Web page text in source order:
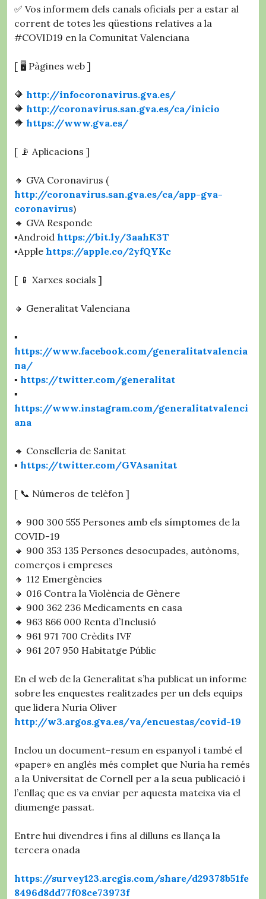
✅ Vos informem dels canals oficials per a estar al
corrent de totes les qüestions relatives a la
#COVID19 en la Comunitat Valenciana
[ 🖥️ Pàgines web ]
🔶 http://infocoronavirus.gva.es/
🔶 http://coronavirus.san.gva.es/ca/inicio
🔶 https://www.gva.es/
[ 📡 Aplicacions ]
🔸 GVA Coronavirus (
http://coronavirus.san.gva.es/ca/app-gva-
coronavirus)
🔸 GVA Responde
▪️Android https://bit.ly/3aahK3T
▪️Apple https://apple.co/2yfQYKc
[ 📱 Xarxes socials ]
🔸 Generalitat Valenciana
▪️
https://www.facebook.com/generalitatvalencia
na/
▪️ https://twitter.com/generalitat
▪️
https://www.instagram.com/generalitatvalenci
ana
🔸 Conselleria de Sanitat
▪️ https://twitter.com/GVAsanitat
[ 📞 Números de telèfon ]
🔸 900 300 555 Persones amb els símptomes de la
COVID-19
🔸 900 353 135 Persones desocupades, autònoms,
comerços i empreses
🔸 112 Emergències
🔸 016 Contra la Violència de Gènere
🔸 900 362 236 Medicaments en casa
🔸 963 866 000 Renta d’Inclusió
🔸 961 971 700 Crèdits IVF
🔸 961 207 950 Habitatge Públic
En el web de la Generalitat s’ha publicat un informe
sobre les enquestes realitzades per un dels equips
que lidera Nuria Oliver
http://w3.argos.gva.es/va/encuestas/covid-19
Inclou un document-resum en espanyol i també el
«paper» en anglés més complet que Nuria ha remés
a la Universitat de Cornell per a la seua publicació i
l’enllaç que es va enviar per aquesta mateixa via el
diumenge passat.
Entre hui divendres i fins al dilluns es llança la
tercera onada
https://survey123.arcgis.com/share/d29378b51fe
8496d8dd77f08ce73973f